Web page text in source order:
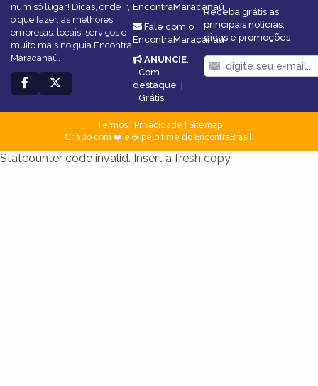
num só lugar! Dicas, onde ir,
o que fazer, as melhores
empresas, locais, serviços e
muito mais no guia Encontra
Maracanaú.
EncontraMaracanaú
Fale com o
EncontraMaracanaú
ANUNCIE:
Com
destaque |
Grátis
Receba grátis as
principais notícias,
dicas e promoções
Termos| Privacidade
Sitemap
Criado com ❤️ e ☕ pelo time do EncontraBrasil
Statcounter code invalid. Insert a fresh copy.